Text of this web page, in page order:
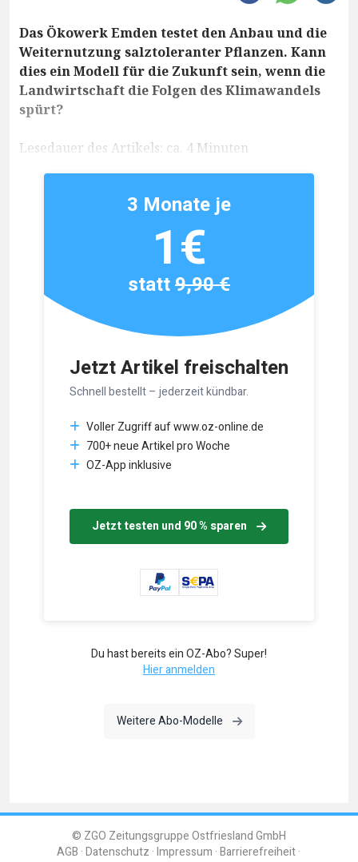
Das Ökowerk Emden testet den Anbau und die
Weiternutzung salztoleranter Pflanzen. Kann
dies ein Modell für die Zukunft sein, wenn die
Landwirtschaft die Folgen des Klimawandels
spürt?
Lesedauer des Artikels: ca. 4 Minuten
Jetzt Artikel freischalten
Schnell bestellt – jederzeit kündbar.
Voller Zugriff auf www.oz-online.de
700+ neue Artikel pro Woche
OZ-App inklusive
Jetzt testen und 90 % sparen
3 Monate je
1€
statt9,90 €
Du hast bereits ein OZ-Abo? Super!
Hier anmelden
Weitere Abo-Modelle
© ZGO Zeitungsgruppe Ostfriesland GmbH
AGB Datenschutz Impressum Barrierefreiheit